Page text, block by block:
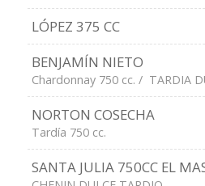
LÓPEZ 375 CC
BENJAMÍN NIETO
Chardonnay 750 cc. / TARDIA
NORTON COSECHA
Tardía 750 cc.
SANTA JULIA 750CC EL